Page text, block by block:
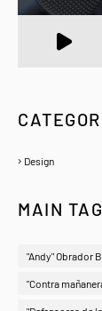
Design
MAIN
"Andy" Obrador
"Contra